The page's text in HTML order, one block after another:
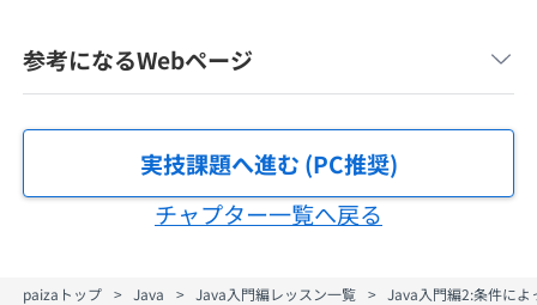
就活成功ガイド
法人向けプラン
学校向けプラン
参考になるWebページ
実技課題へ進む (PC推奨)
チャプター一覧へ戻る
paizaトップ Java Java入門編レッスン一覧 Java入門編2:条件によ